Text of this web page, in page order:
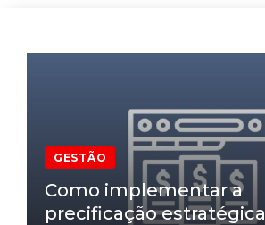
GESTÃO
Como implementar a
precificação estratégica